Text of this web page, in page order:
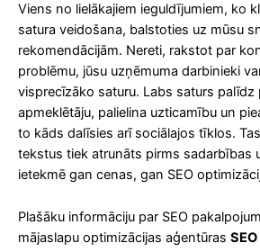
Viens no lielākajiem ieguldījumiem, ko
satura veidošana, balstoties uz mūsu
rekomendācijām. Nereti, rakstot par
problēmu, jūsu uzņēmuma darbinieki
visprecīzāko saturu. Labs saturs palīdz
apmeklētāju, palielina uzticamību un
to kāds dalīsies arī sociālajos tīklos.
tekstus tiek atrunāts pirms sadarbības
ietekmē gan cenas, gan SEO
Plašāku informāciju par SEO
mājaslapu optimizācijas aģentūras